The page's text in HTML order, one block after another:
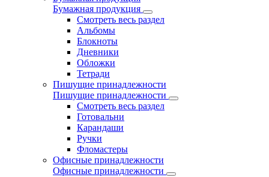
Бумажная продукция
Смотреть весь раздел
Альбомы
Блокноты
Дневники
Обложки
Тетради
Пишущие принадлежности
Пишущие принадлежности
Смотреть весь раздел
Готовальни
Карандаши
Ручки
Фломастеры
Офисные принадлежности
Офисные принадлежности